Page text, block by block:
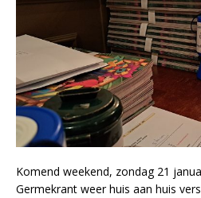
Komend weekend, zondag 21
Germekrant weer huis aan huis